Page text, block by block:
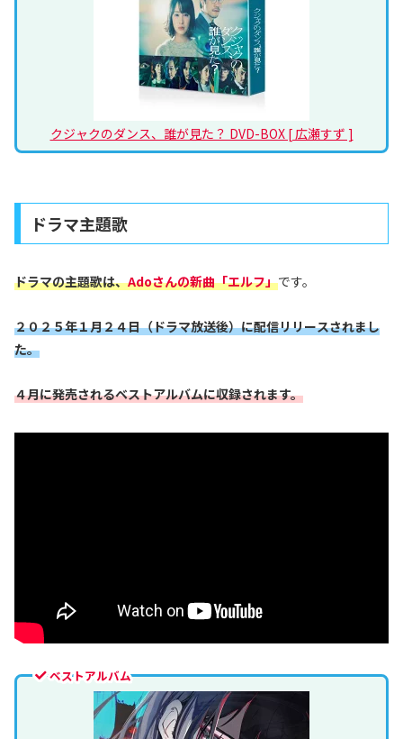
クジャクのダンス、誰が見た？ DVD-BOX [ 広瀬すず ]
ドラマ主題歌
ドラマの主題歌は、Adoさんの新曲「エルフ」です。
２０２５年１月２４日（ドラマ放送後）に配信リリースされまし
た。
４月に発売されるベストアルバムに収録されます。
ベストアルバム